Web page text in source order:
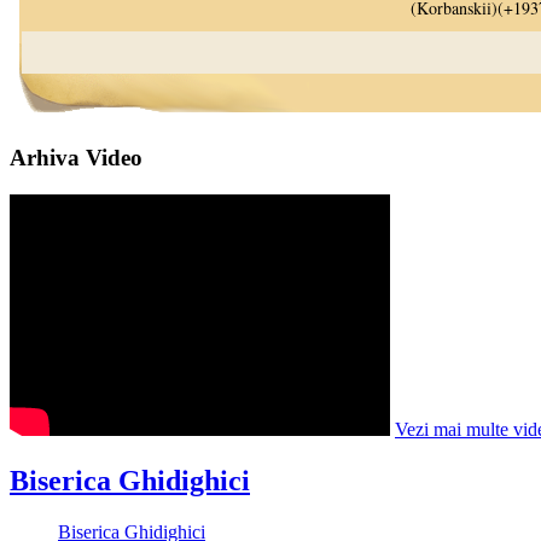
Arhiva Video
Vezi mai multe
Biserica Ghidighici
Biserica Ghidighici